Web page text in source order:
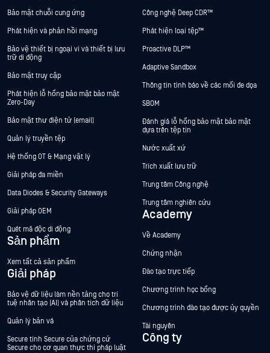
Bảo mật chuỗi cung ứng
Phát hiện và phản hồi mạng
Bảo vệ thiết bị ngoại vi và thiết bị lưu
trữ di động
Bảo mật truy cập
Phát hiện lỗ hổng bảo mật bảo mật
Zero-Day
Bảo mật thư điện tử (email)
Quản lý truyền tệp
Hệ thống OT & Mạng vật lý
Giải pháp đa miền
Data Diodes & Security Gateways
Giải pháp OEM
Quét mã độc di động
Sản phẩm
Xem tất cả sản phẩm
Giải pháp
Bảo vệ dữ liệu làm nền tảng cho trí
tuệ nhân tạo (AI) và phân tích dữ liệu
Quản lý bản vá
Secure tính Secure của chứng cứ
Secure cho cơ quan thực thi pháp luật
Công nghệ Deep CDR™
Phát hiện loại tệp™
Proactive DLP™
Adaptive Sandbox
Thông tin tình báo về các mối đe dọa
SBOM
Đánh giá lỗ hổng bảo mật bảo mật
dựa trên tệp tin
Nước xuất xứ
Trích xuất lưu trữ
Trung tâm Công nghệ
Trung tâm nghiên cứu
Academy
Về Academy
Chứng nhận
Đào tạo trực tiếp
Chương trình học bổng
Chương trình đào tạo được ủy quyền
Tài nguyên
Công ty